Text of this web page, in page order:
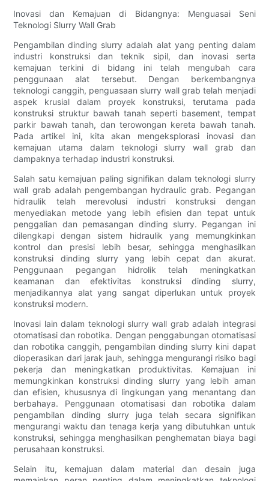
Inovasi dan Kemajuan di Bidangnya: Menguasai Seni
Teknologi Slurry Wall Grab
Pengambilan dinding slurry adalah alat yang penting dalam
industri konstruksi dan teknik sipil, dan inovasi serta
kemajuan terkini di bidang ini telah mengubah cara
penggunaan alat tersebut. Dengan berkembangnya
teknologi canggih, penguasaan slurry wall grab telah menjadi
aspek krusial dalam proyek konstruksi, terutama pada
konstruksi struktur bawah tanah seperti basement, tempat
parkir bawah tanah, dan terowongan kereta bawah tanah.
Pada artikel ini, kita akan mengeksplorasi inovasi dan
kemajuan utama dalam teknologi slurry wall grab dan
dampaknya terhadap industri konstruksi.
Salah satu kemajuan paling signifikan dalam teknologi slurry
wall grab adalah pengembangan hydraulic grab. Pegangan
hidraulik telah merevolusi industri konstruksi dengan
menyediakan metode yang lebih efisien dan tepat untuk
penggalian dan pemasangan dinding slurry. Pegangan ini
dilengkapi dengan sistem hidraulik yang memungkinkan
kontrol dan presisi lebih besar, sehingga menghasilkan
konstruksi dinding slurry yang lebih cepat dan akurat.
Penggunaan pegangan hidrolik telah meningkatkan
keamanan dan efektivitas konstruksi dinding slurry,
menjadikannya alat yang sangat diperlukan untuk proyek
konstruksi modern.
Inovasi lain dalam teknologi slurry wall grab adalah integrasi
otomatisasi dan robotika. Dengan penggabungan otomatisasi
dan robotika canggih, pengambilan dinding slurry kini dapat
dioperasikan dari jarak jauh, sehingga mengurangi risiko bagi
pekerja dan meningkatkan produktivitas. Kemajuan ini
memungkinkan konstruksi dinding slurry yang lebih aman
dan efisien, khususnya di lingkungan yang menantang dan
berbahaya. Penggunaan otomatisasi dan robotika dalam
pengambilan dinding slurry juga telah secara signifikan
mengurangi waktu dan tenaga kerja yang dibutuhkan untuk
konstruksi, sehingga menghasilkan penghematan biaya bagi
perusahaan konstruksi.
Selain itu, kemajuan dalam material dan desain juga